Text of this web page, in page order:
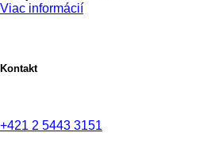
Viac informácií
Kontakt
+421 2 5443 3151